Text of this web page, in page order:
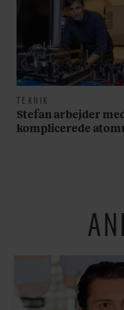
TEKNIK
Stefan arbejder
komplicerede